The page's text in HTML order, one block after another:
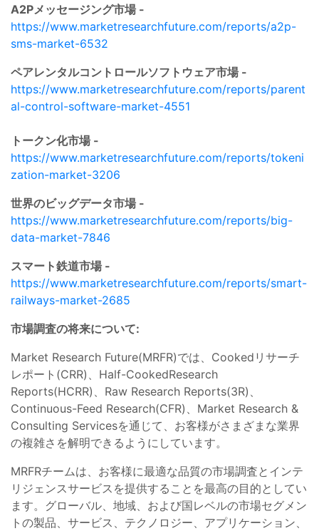
A2Pメッセージング市場 -
https://www.marketresearchfuture.com/reports/a2p-
sms-market-6532
ペアレンタルコントロールソフトウェア市場 -
https://www.marketresearchfuture.com/reports/parent
al-control-software-market-4551
トークン化市場 -
https://www.marketresearchfuture.com/reports/tokeni
zation-market-3206
世界のビッグデータ市場 -
https://www.marketresearchfuture.com/reports/big-
data-market-7846
スマート鉄道市場 -
https://www.marketresearchfuture.com/reports/smart-
railways-market-2685
市場調査の将来について:
Market Research Future(MRFR)では、Cookedリサーチ
レポート(CRR)、Half-CookedResearch
Reports(HCRR)、Raw Research Reports(3R)、
Continuous-Feed Research(CFR)、Market Research &
Consulting Servicesを通じて、お客様がさまざまな業界
の複雑さを解明できるようにしています。
MRFRチームは、お客様に最適な品質の市場調査とインテ
リジェンスサービスを提供することを最高の目的としてい
ます。グローバル、地域、および国レベルの市場セグメン
トの製品、サービス、テクノロジー、アプリケーション、